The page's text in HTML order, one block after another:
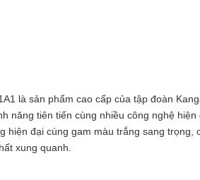
là sản phẩm cao cấp của tập đoàn
năng tiên tiến cùng nhiều công nghệ
hiện đại cùng gam màu trắng sang trọng,
xung quanh.